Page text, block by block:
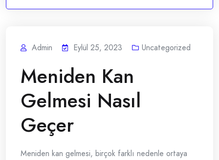
Admin Eylül 25, 2023 Uncategorized
Meniden Kan
Gelmesi Nasıl
Geçer
Meniden kan gelmesi, birçok farklı nedenle ortaya